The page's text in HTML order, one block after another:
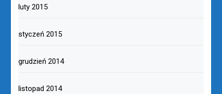
luty 2015
styczeń 2015
grudzień 2014
listopad 2014